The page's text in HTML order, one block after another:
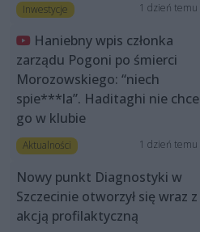
Inwestycje 1 dzień temu
Haniebny wpis członka
zarządu Pogoni po śmierci
Morozowskiego: “niech
spie***la”. Haditaghi nie chce
go w klubie
Aktualności 1 dzień temu
Nowy punkt Diagnostyki w
Szczecinie otworzył się wraz z
akcją profilaktyczną